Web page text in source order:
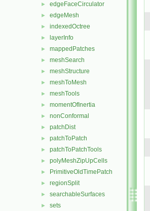
► edgeFaceCirculator
► edgeMesh
► indexedOctree
► layerInfo
► mappedPatches
► meshSearch
► meshStructure
► meshToMesh
► meshTools
► momentOfInertia
► nonConformal
► patchDist
► patchToPatch
► patchToPatchTools
► polyMeshZipUpCells
► PrimitiveOldTimePatch
► regionSplit
► searchableSurfaces
► sets